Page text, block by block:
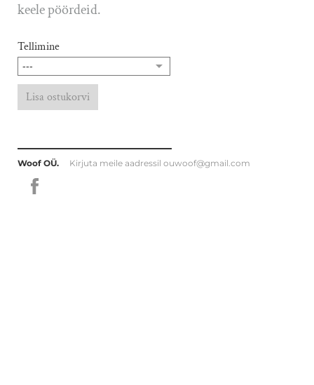
keele pöördeid.
Tellimine
Lisa ostukorvi
Woof OÜ. Kirjuta meile aadressil ouwoof@gmail.com